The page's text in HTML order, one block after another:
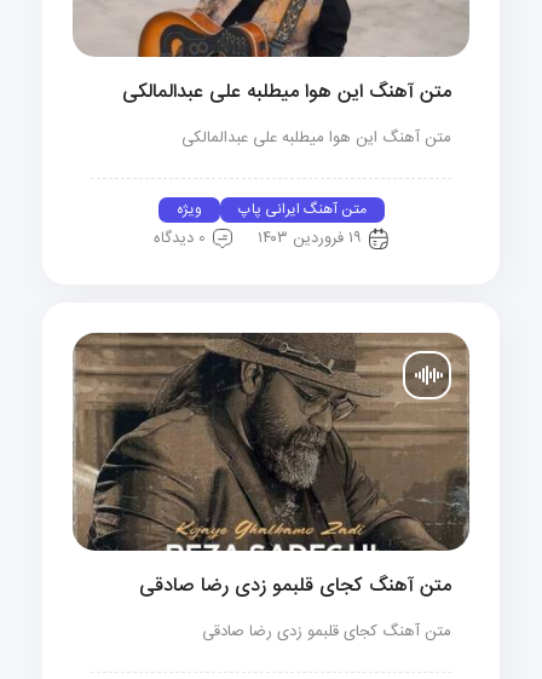
متن آهنگ این هوا میطلبه علی عبدالمالکی
متن آهنگ این هوا میطلبه علی عبدالمالکی
متن آهنگ ایرانی پاپ ویژه
۱۹ فروردین ۱۴۰۳ 0 دیدگاه
متن آهنگ کجای قلبمو زدی رضا صادقی
متن آهنگ کجای قلبمو زدی رضا صادقی